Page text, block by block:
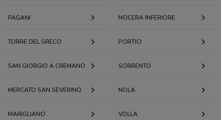
PAGANI NOCERA INFERIORE
TORRE DEL GRECO PORTICI
SAN GIORGIO A CREMANO SORRENTO
MERCATO SAN SEVERINO NOLA
MARIGLIANO VOLLA